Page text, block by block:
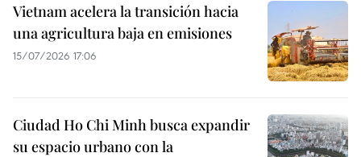
Vietnam acelera la transición hacia
una agricultura baja en emisiones
15/07/2026 17:06
Ciudad Ho Chi Minh busca expandir
su espacio urbano con la